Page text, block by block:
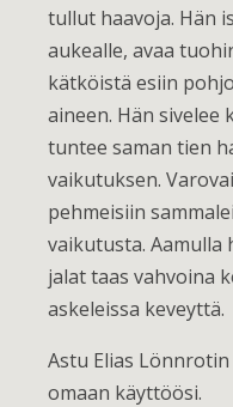
tullut haavoja. Hän
aukealle, avaa
kätköistä esiin
aineen. Hän sivelee
tuntee saman tien
vaikutuksen.
pehmeisiin
vaikutusta. Aamulla
jalat taas vahvoina
askeleissa keveyttä.
Astu Elias
omaan käyttöösi.